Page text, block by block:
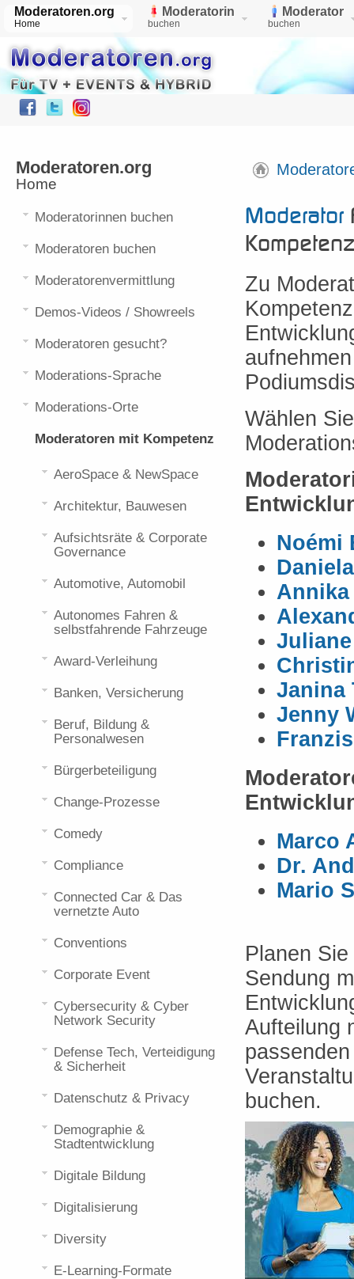
Moderatoren.org
Home
Moderatorin
buchen
Moderator
buchen
Moderator
Kompetenz
Zu
Wählen
Noémi
Janina
Jenny
Marco
Dr.
Mario
Planen
Sendung
Aufteilung
buchen.
Moderatoren.org
Home
Moderatorinnen buchen
Moderatoren buchen
Moderatorenvermittlung
Demos-Videos / Showreels
Moderatoren gesucht?
Moderations-Sprache
Moderations-Orte
Moderatoren mit Kompetenz
AeroSpace & NewSpace
Architektur, Bauwesen
Aufsichtsräte & Corporate
Governance
Automotive, Automobil
Autonomes Fahren &
selbstfahrende Fahrzeuge
Award-Verleihung
Banken, Versicherung
Beruf, Bildung &
Personalwesen
Bürgerbeteiligung
Change-Prozesse
Comedy
Compliance
Connected Car & Das
vernetzte Auto
Conventions
Corporate Event
Cybersecurity & Cyber
Network Security
Defense Tech, Verteidigung
& Sicherheit
Datenschutz & Privacy
Demographie &
Stadtentwicklung
Digitale Bildung
Digitalisierung
Diversity
E-Learning-Formate